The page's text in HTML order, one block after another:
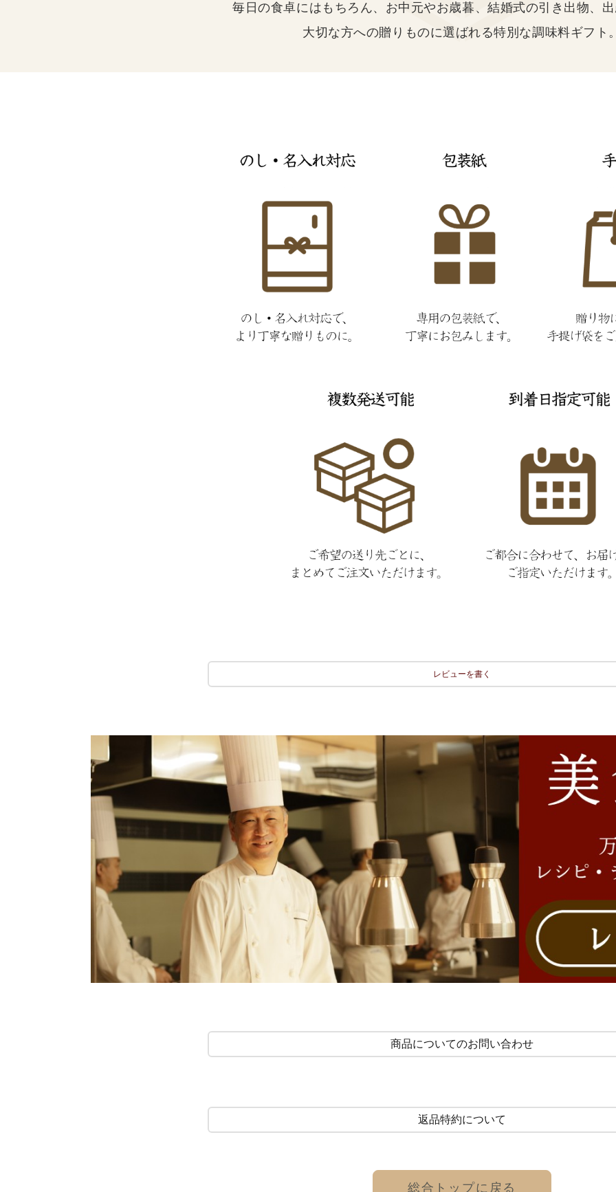
毎日の食卓にはもちろん、お中元やお歳暮、結婚式の引き出物、出
大切な方への贈りものに選ばれる特別な調味料ギフト。
レビューを書く
商品についてのお問い合わせ
返品特約について
総合トップに戻る